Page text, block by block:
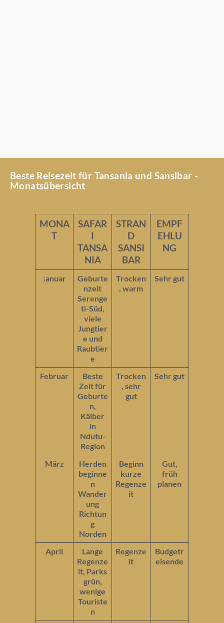
Beste Reisezeit für Tansania und Sansibar -
Monatsübersicht
MONA
T
SAFAR
I
TANSA
NIA
STRAN
D
SANSI
BAR
EMPF
EHLU
NG
Januar
Geburte
nzeit
Serenge
ti-Süd,
viele
Jungtier
e und
Raubtier
e
Trocken
, warm
Sehr gut
Februar
Beste
Zeit für
Geburte
n,
Kälber
in
Ndutu-
Region
Trocken
, sehr
gut
Sehr gut
März
Herden
beginne
n
Wander
ung
Richtun
g
Norden
Beginn
kurze
Regenze
it
Gut,
früh
planen
April
Lange
Regenze
it, Parks
grün,
wenige
Touriste
n
Regenze
it
Budgetr
eisende